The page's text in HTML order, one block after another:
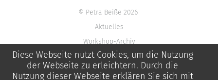
© Petra Beiße 2026
Aktuelles
Workshop-Archiv
Impressum
Datenschutzerklärung
Diese Webseite nutzt Cookies, um die Nutzung
der Webseite zu erleichtern. Durch die
Nutzung dieser Webseite erklären Sie sich mit